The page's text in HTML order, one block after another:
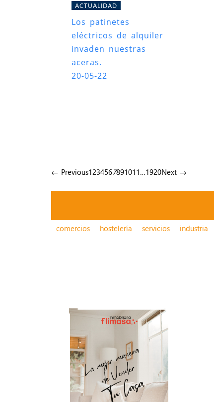
ACTUALIDAD
Los patinetes
eléctricos de alquiler
invaden nuestras
aceras.
20-05-22
← Previous1234567891011…1920Next →
comercios hostelería servicios industria